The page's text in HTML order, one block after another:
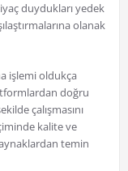
duydukları yedek
olanak
işlemi oldukça
doğru
çalışmasını
kalite ve
temin